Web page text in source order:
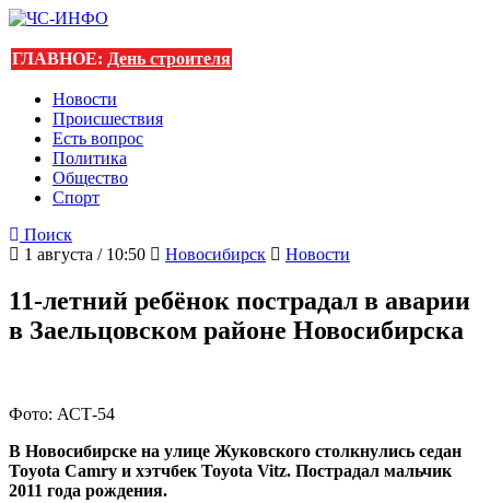
ГЛАВНОЕ: День строителя
Новости
Происшествия
Есть вопрос
Политика
Общество
Спорт
Поиск
1 августа / 10:50
Новосибирск Новости
11-летний ребёнок пострадал в аварии
в Заельцовском районе Новосибирска
Фото: АСТ-54
В Новосибирске на улице Жуковского столкнулись седан
Toyota Camry и хэтчбек Toyota Vitz. Пострадал мальчик
2011 года рождения.